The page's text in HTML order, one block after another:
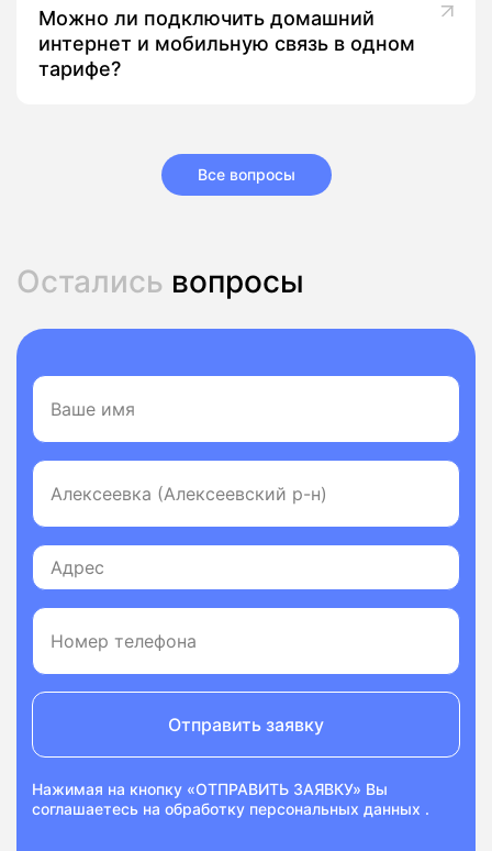
Можно ли подключить домашний
интернет и мобильную связь в одном
тарифе?
Все вопросы
Остались вопросы
Отправить заявку
Нажимая на кнопку «ОТПРАВИТЬ ЗАЯВКУ» Вы
соглашаетесь на обработку персональных данных .